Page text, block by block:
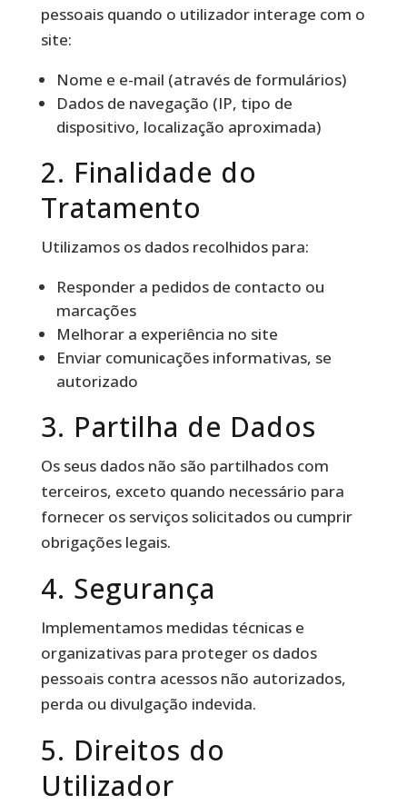
pessoais quando o utilizador interage com o
site:
Nome e e-mail (através de formulários)
Dados de navegação (IP, tipo de
dispositivo, localização aproximada)
2. Finalidade do
Tratamento
Utilizamos os dados recolhidos para:
Responder a pedidos de contacto ou
marcações
Melhorar a experiência no site
Enviar comunicações informativas, se
autorizado
3. Partilha de Dados
Os seus dados não são partilhados com
terceiros, exceto quando necessário para
fornecer os serviços solicitados ou cumprir
obrigações legais.
4. Segurança
Implementamos medidas técnicas e
organizativas para proteger os dados
pessoais contra acessos não autorizados,
perda ou divulgação indevida.
5. Direitos do
Utilizador